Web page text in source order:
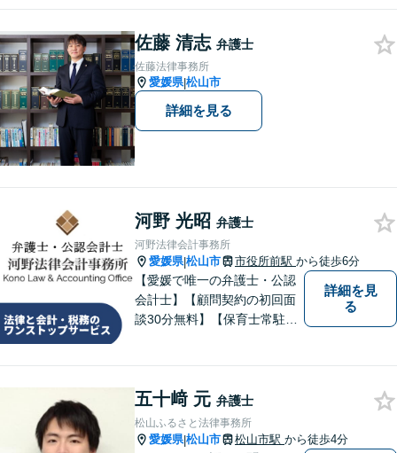
佐藤 清志 弁護士
佐藤法律事務所
愛媛県|松山市
詳細を見る
河野 光昭 弁護士
河野法律会計事務所
愛媛県|松山市 市役所前駅 から徒歩6分
【愛媛で唯一の弁護士・公認
会計士】【顧問契約の初回面
談30分無料】【保育士常駐】
せください。
詳細を見
る
五十﨑 元 弁護士
松山ふるさと法律事務所
愛媛県|松山市 松山市駅 から徒歩4分